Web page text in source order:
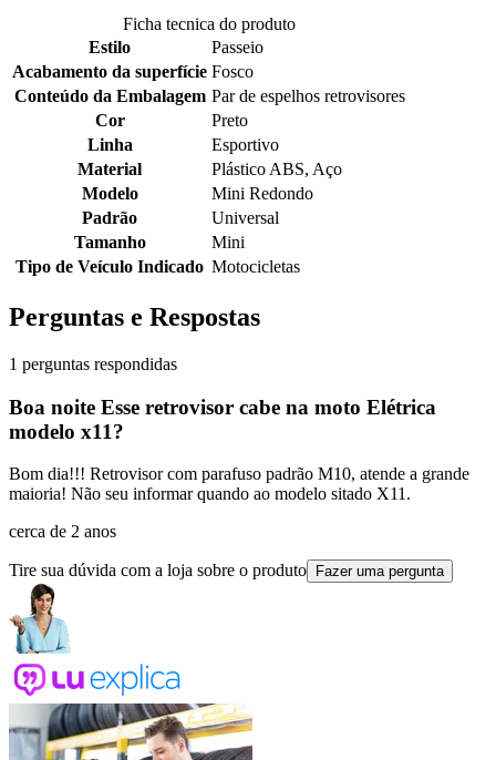
Ficha tecnica do produto
Estilo
Passeio
Acabamento da superfície Fosco
Conteúdo da Embalagem Par de espelhos retrovisores
Cor
Preto
Linha
Esportivo
Material
Plástico ABS, Aço
Modelo
Mini Redondo
Padrão
Universal
Tamanho
Mini
Tipo de Veículo Indicado Motocicletas
Perguntas e Respostas
1 perguntas respondidas
Boa noite Esse retrovisor cabe na moto Elétrica
modelo x11?
Bom dia!!! Retrovisor com parafuso padrão M10, atende a grande
maioria! Não seu informar quando ao modelo sitado X11.
cerca de 2 anos
Tire sua dúvida com a loja sobre o produto Fazer uma pergunta